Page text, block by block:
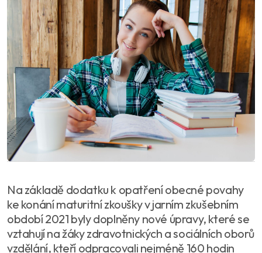
Na základě dodatku k opatření obecné povahy
ke konání maturitní zkoušky v jarním zkušebním
období 2021 byly doplněny nové úpravy, které se
vztahují na žáky zdravotnických a sociálních oborů
vzdělání, kteří odpracovali nejméně 160 hodin